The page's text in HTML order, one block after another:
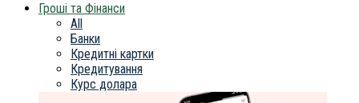
Гроші та Фінанси
All
Банки
Кредитні картки
Кредитування
Курс долара